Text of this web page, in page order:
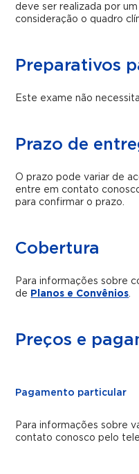
deve ser realizada por
consideração o quadro
Preparativos
Este exame não
Prazo de
O prazo pode variar de
entre em contato
para confirmar o prazo.
Cobertura
Para informações sobre
de Planos e Convênios.
Preços e
Pagamento particular
Para informações sobre
contato conosco pelo